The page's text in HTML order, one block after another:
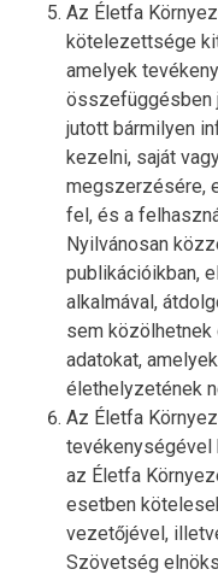
Az Életfa
kötelezettsége
amelyek
összefüggésben
jutott bármilyen
kezelni, saját
megszerzésére,
fel, és a
Nyilvánosan
publikációikban,
alkalmával,
sem közölhetnek
adatokat,
élethelyzetének
Az Életfa
az Életfa
esetben
vezetőjével,
Szövetség